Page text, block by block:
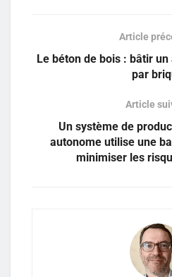
Article
Le béton de bois : bâtir
par
Article
Un système de
autonome utilise une
minimiser les